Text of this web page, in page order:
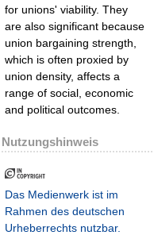
for unions' viability. They
are also significant because
union bargaining strength,
which is often proxied by
union density, affects a
range of social, economic
and political outcomes.
Nutzungshinweis
Das Medienwerk ist im
Rahmen des deutschen
Urheberrechts nutzbar.